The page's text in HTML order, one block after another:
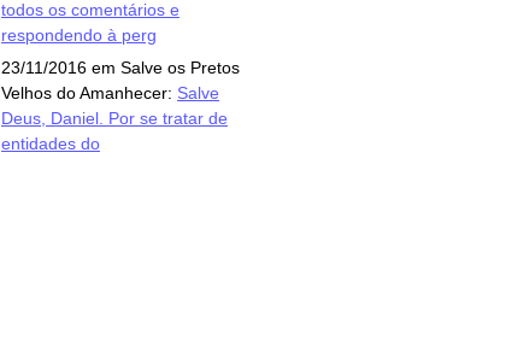
todos os comentários e
respondendo à perg
23/11/2016 em Salve os Pretos
Velhos do Amanhecer: Salve
Deus, Daniel. Por se tratar de
entidades do